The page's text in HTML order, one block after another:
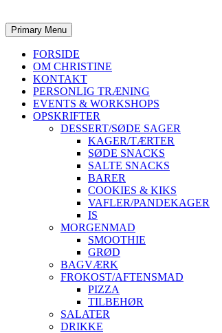
Primary Menu
FORSIDE
OM CHRISTINE
KONTAKT
PERSONLIG TRÆNING
EVENTS & WORKSHOPS
OPSKRIFTER
DESSERT/SØDE SAGER
KAGER/TÆRTER
SØDE SNACKS
SALTE SNACKS
BARER
COOKIES & KIKS
VAFLER/PANDEKAGER
IS
MORGENMAD
SMOOTHIE
GRØD
BAGVÆRK
FROKOST/AFTENSMAD
PIZZA
TILBEHØR
SALATER
DRIKKE